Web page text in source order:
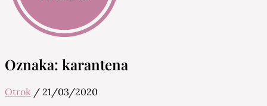
Mamina Maza
Blog & Portal za starše in bodoče starše
Oznaka: karantena
Otrok / 21/03/2020